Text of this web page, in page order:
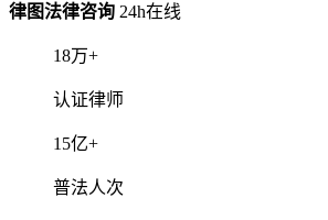
律图法律咨询 24h在线
18万+
认证律师
15亿+
普法人次